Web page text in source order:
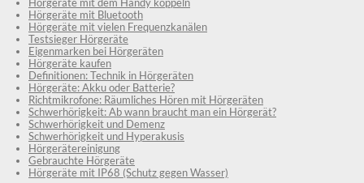
Hörgeräte mit dem Handy koppeln
Hörgeräte mit Bluetooth
Hörgeräte mit vielen Frequenzkanälen
Testsieger Hörgeräte
Eigenmarken bei Hörgeräten
Hörgeräte kaufen
Definitionen: Technik in Hörgeräten
Hörgeräte: Akku oder Batterie?
Richtmikrofone: Räumliches Hören mit Hörgeräten
Schwerhörigkeit: Ab wann braucht man ein Hörgerät?
Schwerhörigkeit und Demenz
Schwerhörigkeit und Hyperakusis
Hörgerätereinigung
Gebrauchte Hörgeräte
Hörgeräte mit IP68 (Schutz gegen Wasser)